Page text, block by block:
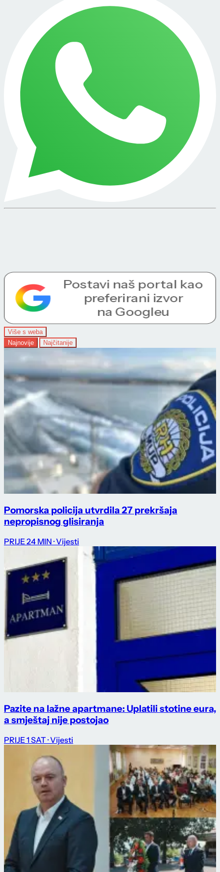
Više s weba
Najnovije
Najčitanije
Pomorska policija utvrdila 27 prekršaja
nepropisnog glisiranja
PRIJE 24 MIN · Vijesti
Pazite na lažne apartmane: Uplatili stotine eura,
a smještaj nije postojao
PRIJE 1 SAT · Vijesti